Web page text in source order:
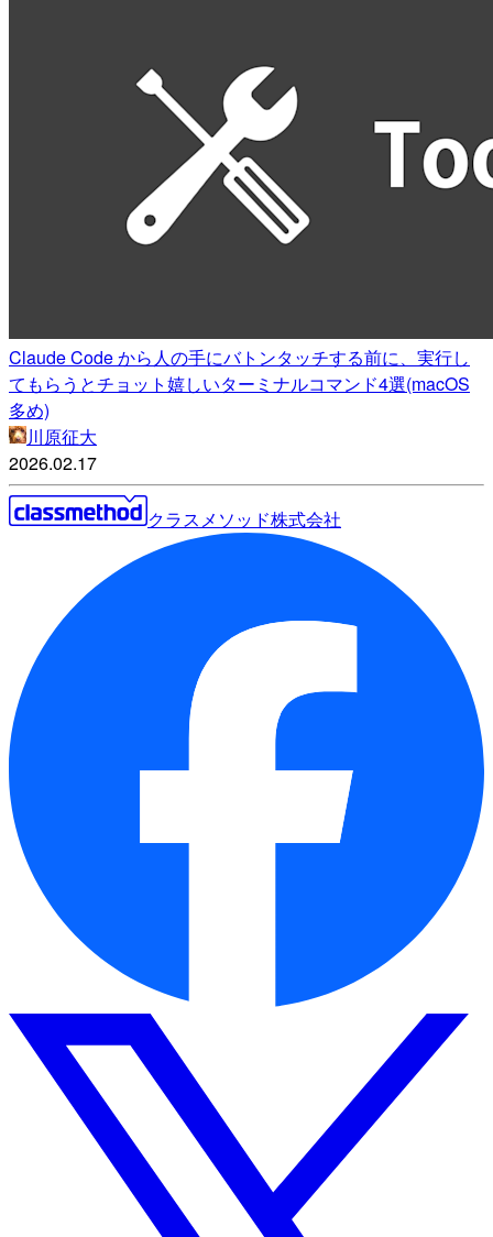
Claude Code から人の手にバトンタッチする前に、実行し
てもらうとチョット嬉しいターミナルコマンド4選(macOS
多め)
川原征大
2026.02.17
クラスメソッド株式会社